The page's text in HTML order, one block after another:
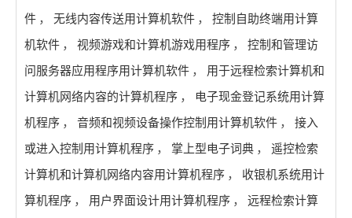
件 ， 无线内容传送用计算机软件 ，
控制自助终端用计算
机软件 ， 视频游戏和计算机游戏用程序 ，
控制和管理访
问服务器应用程序用计算机软件 ，
用于远程检索计算机和
计算机网络内容的计算机程序 ，
电子现金登记系统用计算
机程序 ， 音频和视频设备操作控制用计算机软件 ，
接入
或进入控制用计算机程序 ， 掌上型电子词典 ，
遥控检索
计算机和计算机网络内容用计算机程序 ，
收银机系统用计
算机程序 ， 用户界面设计用计算机程序 ，
远程检索计算